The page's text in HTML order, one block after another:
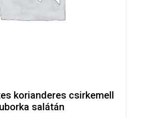
korianderes csirkemell
uborka salátán